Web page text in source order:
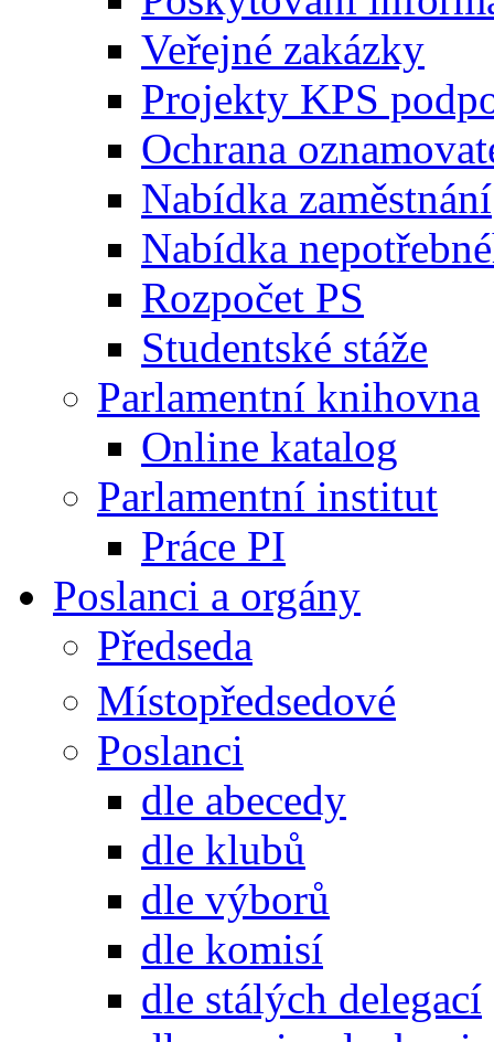
Veřejné zakázky
Projekty KPS
Ochrana
Nabídka zaměstnání
Nabídka
Rozpočet PS
Studentské stáže
Parlamentní knihovna
Online katalog
Parlamentní institut
Práce PI
Poslanci a orgány
Předseda
Místopředsedové
Poslanci
dle abecedy
dle klubů
dle výborů
dle komisí
dle stálých delegací